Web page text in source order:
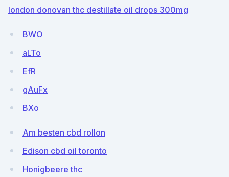
london donovan thc destillate oil drops 300mg
BWO
aLTo
EfR
gAuFx
BXo
Am besten cbd rollon
Edison cbd oil toronto
Honigbeere thc